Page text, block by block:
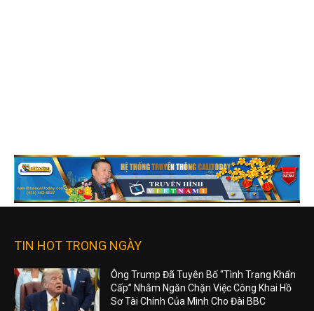
TIN HOT TRONG NGÀY
Ông Trump Đã Tuyên Bố “Tình Trạng Khẩn
Cấp” Nhằm Ngăn Chặn Việc Công Khai Hồ
Sơ Tài Chính Của Mình Cho Đài BBC